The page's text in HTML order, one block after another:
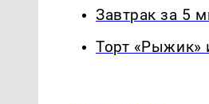
Завтрак за 5
Торт «Рыжик»